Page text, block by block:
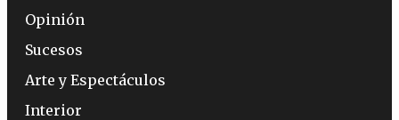
Opinión
Sucesos
Arte y Espectáculos
Interior